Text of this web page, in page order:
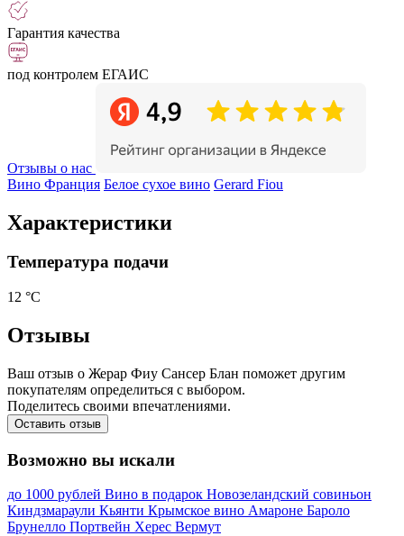
Гарантия качества
под контролем ЕГАИС
Отзывы о нас
Вино Франция Белое сухое вино Gerard Fiou
Характеристики
Температура подачи
12 °С
Отзывы
Ваш отзыв о Жерар Фиу Сансер Блан поможет другим
покупателям определиться с выбором.
Поделитесь своими впечатлениями.
Оставить отзыв
Возможно вы искали
до 1000 рублей Вино в подарок Новозеландский совиньон
Киндзмараули Кьянти Крымское вино Амароне Бароло
Брунелло Портвейн Херес Вермут